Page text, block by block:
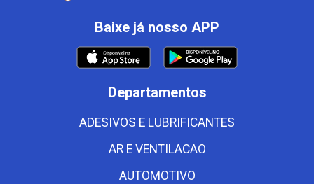
Baixe já nosso APP
Departamentos
ADESIVOS E LUBRIFICANTES
AR E VENTILACAO
AUTOMOTIVO